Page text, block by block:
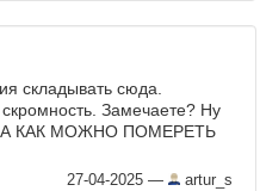
складывать сюда.
Замечаете? Ну
А КАК МОЖНО ПОМЕРЕТЬ
27-04-2025 — artur_s